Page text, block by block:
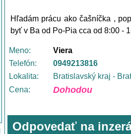
Hľadám prácu ako čašníčka ,
byť v Ba od Po-Pia cca od 8:00 -
Meno:
Viera
Telefón:
0949213816
Lokalita:
Bratislavský kraj -
Cena:
Dohodou
Odpovedať na